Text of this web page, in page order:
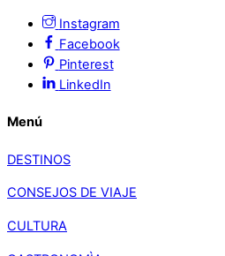
Instagram
Facebook
Pinterest
LinkedIn
Menú
DESTINOS
CONSEJOS DE VIAJE
CULTURA